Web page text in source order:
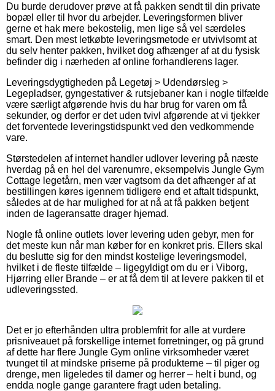
Du burde derudover prøve at få pakken sendt til din private
bopæl eller til hvor du arbejder. Leveringsformen bliver
gerne et hak mere bekostelig, men lige så vel særdeles
smart. Den mest letkøbte leveringsmetode er utvivlsomt at
du selv henter pakken, hvilket dog afhænger af at du fysisk
befinder dig i nærheden af online forhandlerens lager.
Leveringsdygtigheden på Legetøj > Udendørsleg >
Legepladser, gyngestativer & rutsjebaner kan i nogle tilfælde
være særligt afgørende hvis du har brug for varen om få
sekunder, og derfor er det uden tvivl afgørende at vi tjekker
det forventede leveringstidspunkt ved den vedkommende
vare.
Størstedelen af internet handler udlover levering på næste
hverdag på en hel del varenumre, eksempelvis Jungle Gym
Cottage legetårn, men vær vagtsom da det afhænger af at
bestillingen køres igennem tidligere end et aftalt tidspunkt,
således at de har mulighed for at nå at få pakken betjent
inden de lageransatte drager hjemad.
Nogle få online outlets lover levering uden gebyr, men for
det meste kun når man køber for en konkret pris. Ellers skal
du beslutte sig for den mindst kostelige leveringsmodel,
hvilket i de fleste tilfælde – ligegyldigt om du er i Viborg,
Hjørring eller Brande – er at få dem til at levere pakken til et
udleveringssted.
Det er jo efterhånden ultra problemfrit for alle at vurdere
prisniveauet på forskellige internet forretninger, og på grund
af dette har flere Jungle Gym online virksomheder været
tvunget til at mindske priserne på produkterne – til piger og
drenge, men ligeledes til damer og herrer – helt i bund, og
endda nogle gange garantere fragt uden betaling.